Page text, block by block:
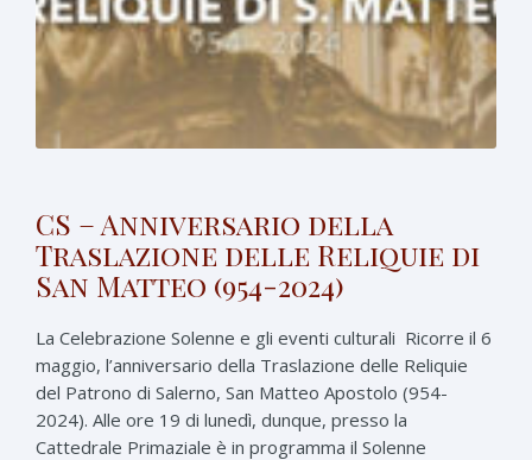
CS – Anniversario della
Traslazione delle Reliquie di
San Matteo (954-2024)
La Celebrazione Solenne e gli eventi culturali Ricorre il 6
maggio, l’anniversario della Traslazione delle Reliquie
del Patrono di Salerno, San Matteo Apostolo (954-
2024). Alle ore 19 di lunedì, dunque, presso la
Cattedrale Primaziale è in programma il Solenne